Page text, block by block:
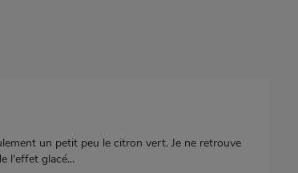
un petit peu le citron vert. Je ne retrouve
l'effet glacé...